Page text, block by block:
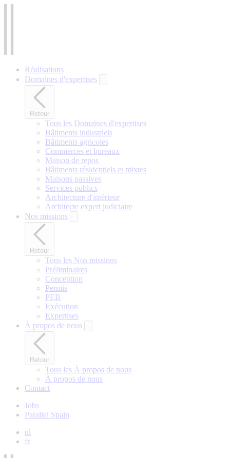
Réalisations
Domaines d'expertises
Retour
Tous les Domaines d'expertises
Bâtiments industriels
Bâtiments agricoles
Commerces et bureaux
Maison de repos
Bâtiments résidentiels et mixtes
Maisons passives
Services publics
Architecture d'intérieur
Architecte expert judiciaire
Nos missions
Retour
Tous les Nos missions
Préliminaires
Conception
Permis
PEB
Exécution
Expertises
À propos de nous
Retour
Tous les À propos de nous
À propos de nous
Contact
Jobs
Parallel Spain
nl
fr